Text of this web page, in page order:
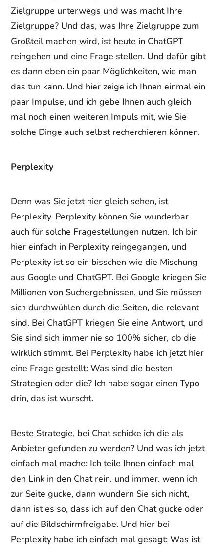
Zielgruppe unterwegs und was macht Ihre
Zielgruppe? Und das, was Ihre Zielgruppe zum
Großteil machen wird, ist heute in ChatGPT
reingehen und eine Frage stellen. Und dafür gibt
es dann eben ein paar Möglichkeiten, wie man
das tun kann. Und hier zeige ich Ihnen einmal ein
paar Impulse, und ich gebe Ihnen auch gleich
mal noch einen weiteren Impuls mit, wie Sie
solche Dinge auch selbst recherchieren können.
Perplexity
Denn was Sie jetzt hier gleich sehen, ist
Perplexity. Perplexity können Sie wunderbar
auch für solche Fragestellungen nutzen. Ich bin
hier einfach in Perplexity reingegangen, und
Perplexity ist so ein bisschen wie die Mischung
aus Google und ChatGPT. Bei Google kriegen Sie
Millionen von Suchergebnissen, und Sie müssen
sich durchwühlen durch die Seiten, die relevant
sind. Bei ChatGPT kriegen Sie eine Antwort, und
Sie sind sich immer nie so 100% sicher, ob die
wirklich stimmt. Bei Perplexity habe ich jetzt hier
eine Frage gestellt: Was sind die besten
Strategien oder die? Ich habe sogar einen Typo
drin, das ist wurscht.
Beste Strategie, bei Chat schicke ich die als
Anbieter gefunden zu werden? Und was ich jetzt
einfach mal mache: Ich teile Ihnen einfach mal
den Link in den Chat rein, und immer, wenn ich
zur Seite gucke, dann wundern Sie sich nicht,
dann ist es so, dass ich auf den Chat gucke oder
auf die Bildschirmfreigabe. Und hier bei
Perplexity habe ich einfach mal gesagt: Was ist